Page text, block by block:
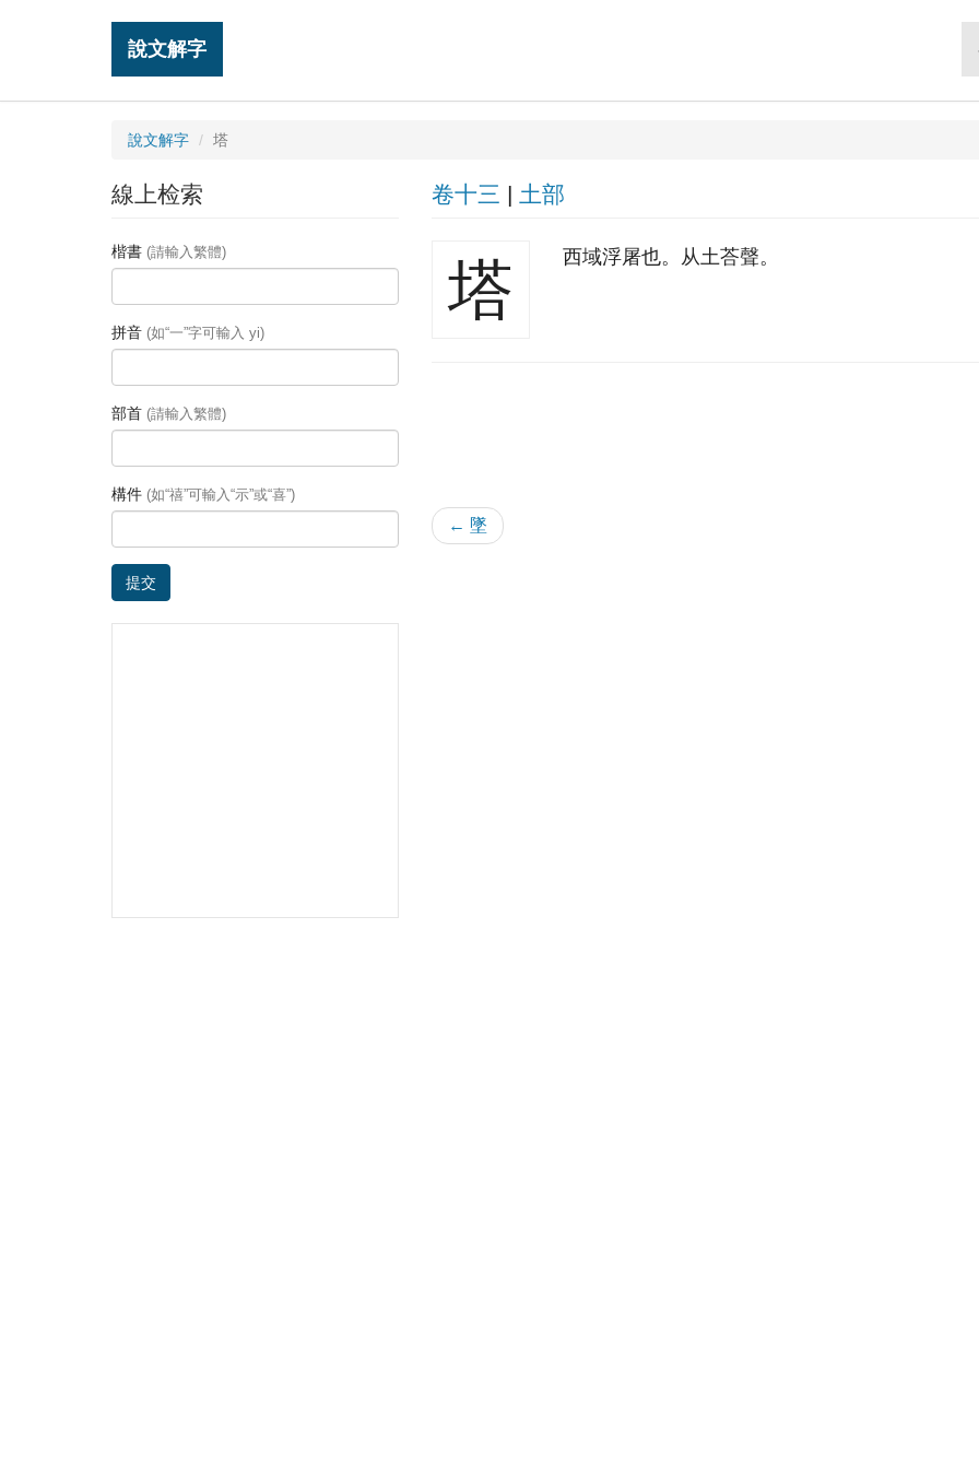
說文解字
說文解字 塔
卷十三 | 土部
塔 西域浮屠也。从土荅聲。
← 墜
線上检索
楷書 (請輸入繁體)
拼音 (如“一”字可輸入 yi)
部首 (請輸入繁體)
構件 (如“禧”可輸入“示”或“喜”)
提交